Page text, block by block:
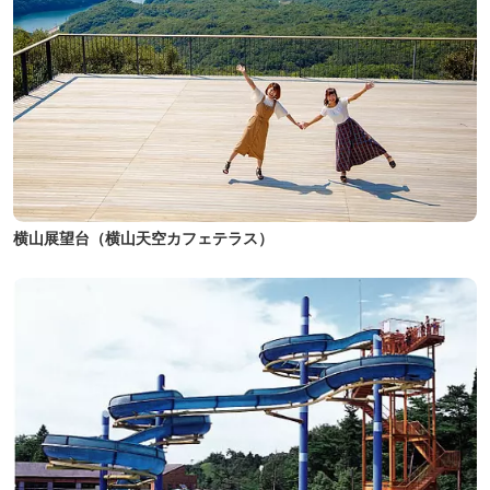
横山展望台（横山天空カフェテラス）